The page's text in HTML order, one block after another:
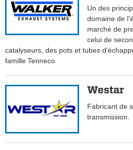
Un des
domaine de
marché de
celui de
catalyseurs, des pots et tubes
famille Tenneco.
Westar
Fabricant de
transmission.